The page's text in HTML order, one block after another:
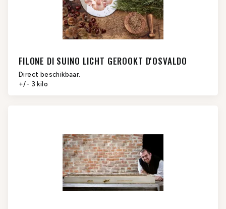
FILONE DI SUINO LICHT GEROOKT D'OSVALDO
Direct beschikbaar.
+/- 3 kilo